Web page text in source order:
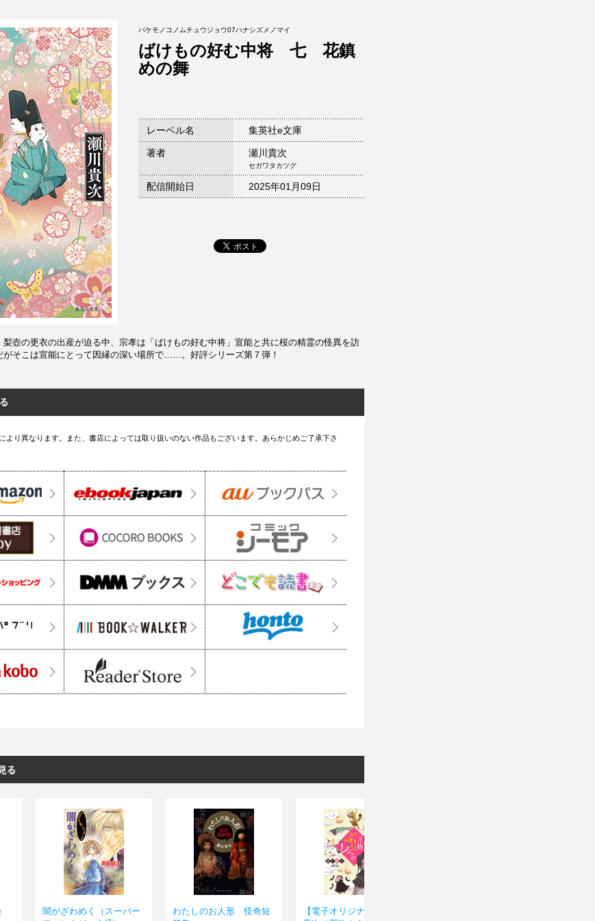
バケモノコノムチュウジョウ07ハナシズメノマイ
ばけもの好む中将 七 花鎮
めの舞
レーベル名 集英社e文庫
著者 瀬川貴次
セガワタカツグ
配信開始日 2025年01月09日
壺の更衣の出産が迫る中、宗孝は「ばけもの好む中将」宣能と共に桜の精霊の怪異を訪
がそこは宣能にとって因縁の深い場所で……。好評シリーズ第７弾！
より異なります。また、書店によっては取り扱いのない作品もございます。あらかじめご了承下さ
闇がざわめく（スーパー
わたしのお人形 怪奇短
【電子オリジナル】瀬川